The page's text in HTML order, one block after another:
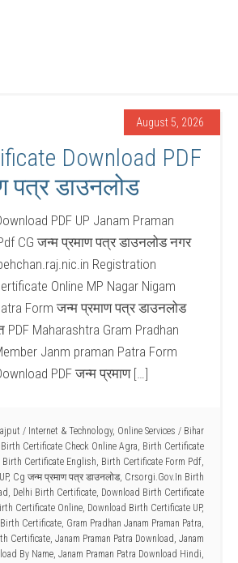
August 5, 2026
Download PDF
पत्र डाउनलोड
PDF UP Janam Praman
CG जन्म प्रमाण पत्र डाउनलोड नगर
Registration
Online MP Nagar Nigam
Form जन्म प्रमाण पत्र डाउनलोड
PDF Maharashtra Gram Pradhan
Janm praman Patra Form
PDF जन्म प्रमाण […]
/ Internet & Technology, Online Services / Bihar
Birth Certificate Check Online Agra, Birth Certificate
Birth Certificate English, Birth Certificate Form Pdf,
, Cg जन्म प्रमाण पत्र डाउनलोड, Crsorgi.Gov.In Birth
, Delhi Birth Certificate, Download Birth Certificate
Certificate Online, Download Birth Certificate UP,
Birth Certificate, Gram Pradhan Janam Praman Patra,
Certificate, Janam Praman Patra Download, Janam
By Name, Janam Praman Patra Download Hindi,